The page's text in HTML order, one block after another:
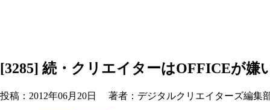
[3285] 続・クリエイターはOFFICEが嫌
投稿： 2012年06月20日 著者： デジタルクリエイターズ編集